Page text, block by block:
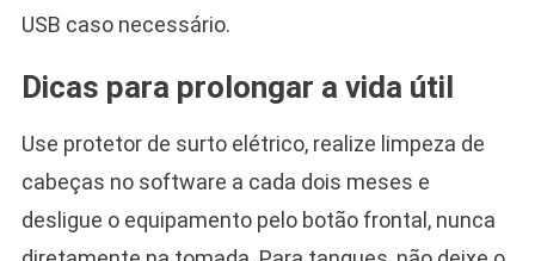
USB caso necessário.
Dicas para prolongar a vida útil
Use protetor de surto elétrico, realize limpeza de
cabeças no software a cada dois meses e
desligue o equipamento pelo botão frontal, nunca